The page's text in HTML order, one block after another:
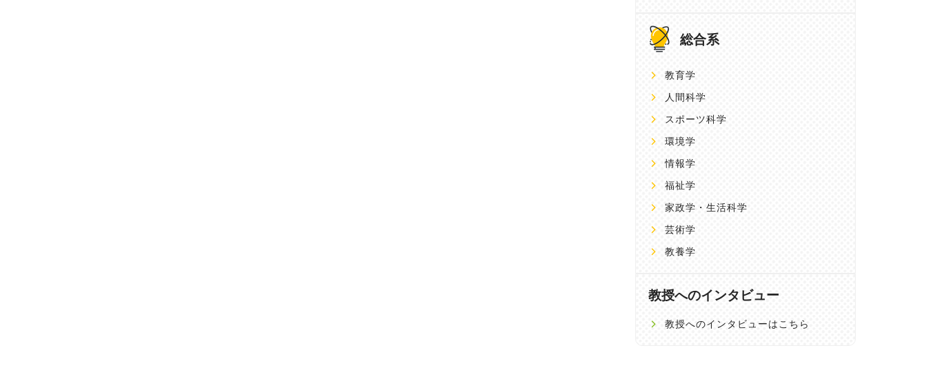
総合系
教育学
人間科学
スポーツ科学
環境学
情報学
福祉学
家政学・生活科学
芸術学
教養学
教授へのインタビュー
教授へのインタビューはこちら